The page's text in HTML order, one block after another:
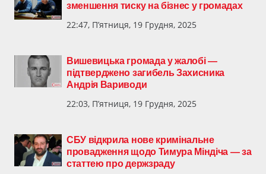
зменшення тиску на бізнес у громадах
22:47, П’ятниця, 19 Грудня, 2025
Вишевицька громада у жалобі —
підтверджено загибель Захисника
Андрія Вариводи
22:03, П’ятниця, 19 Грудня, 2025
СБУ відкрила нове кримінальне
провадження щодо Тимура Міндіча — за
статтею про держзраду